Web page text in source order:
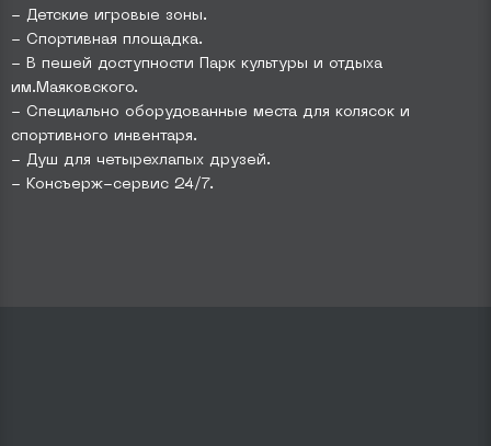
- Детские игровые зоны.
- Спортивная площадка.
- В пешей доступности Парк культуры и отдыха
им.Маяковского.
- Специально оборудованные места для колясок и
спортивного инвентаря.
- Душ для четырехлапых друзей.
- Консъерж-сервис 24/7.